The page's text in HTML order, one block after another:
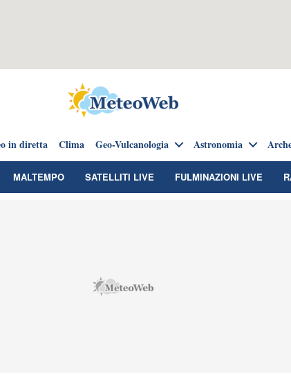
in diretta Clima Geo-Vulcanologia Astronomia
MALTEMPO SATELLITI LIVE FULMINAZIONI LIVE